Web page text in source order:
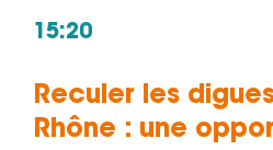
15:20
Reculer les
Rhône : une